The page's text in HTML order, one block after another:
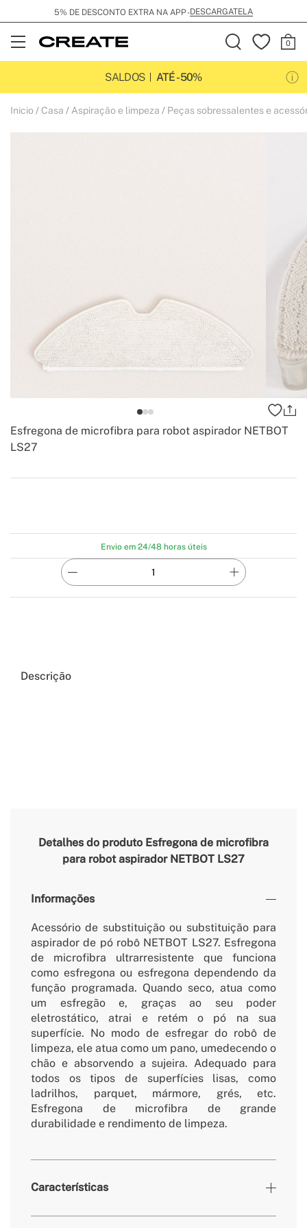
5% DE DESCONTO EXTRA NA APP -DESCARGATELA
Open
Menu
SALDOS
ATÉ -50%
Inicio Casa Aspiração e limpeza Peças sobressalentes e
Esfregona de microfibra para robot aspirador NETBOT
LS27
Create
Envio em 24/48 horas úteis
Descrição
Detalhes do produto Esfregona de microfibra
para robot aspirador NETBOT LS27
Informações
Acessório de substituição ou substituição para
aspirador de pó robô NETBOT LS27. Esfregona
de microfibra ultrarresistente que funciona
como esfregona ou esfregona dependendo da
função programada. Quando seco, atua como
um esfregão e, graças ao seu poder
eletrostático, atrai e retém o pó na sua
superfície. No modo de esfregar do robô de
limpeza, ele atua como um pano, umedecendo o
chão e absorvendo a sujeira. Adequado para
todos os tipos de superfícies lisas, como
ladrilhos, parquet, mármore, grés, etc.
Esfregona de microfibra de grande
durabilidade e rendimento de limpeza.
Características